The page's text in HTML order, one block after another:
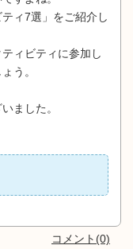
ィ7選」をご紹介し
ィビティに参加し
う。
ました。
コメント(0)